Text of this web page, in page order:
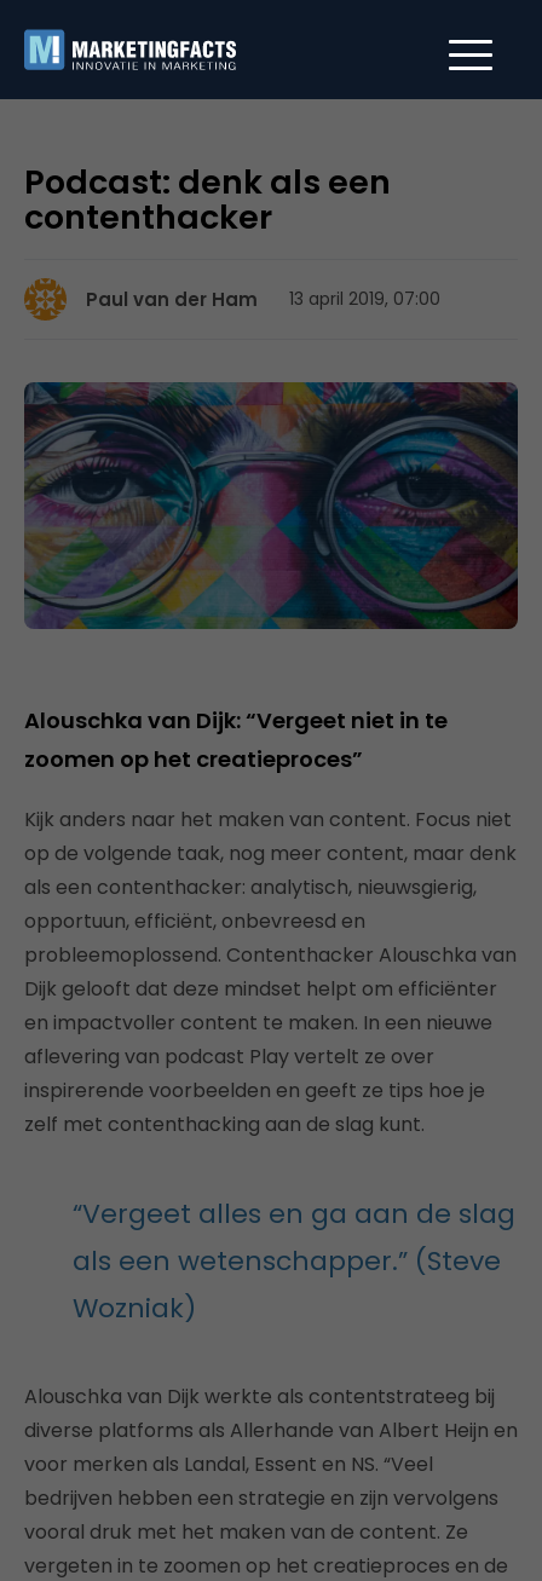
Podcast: denk als een
contenthacker
Paul van der Ham 13 april 2019, 07:00
Alouschka van Dijk: “Vergeet niet in te
zoomen op het creatieproces”
Kijk anders naar het maken van content. Focus niet
op de volgende taak, nog meer content, maar denk
als een contenthacker: analytisch, nieuwsgierig,
opportuun, efficiënt, onbevreesd en
probleemoplossend. Contenthacker Alouschka van
Dijk gelooft dat deze mindset helpt om efficiënter
en impactvoller content te maken. In een nieuwe
aflevering van podcast Play vertelt ze over
inspirerende voorbeelden en geeft ze tips hoe je
zelf met contenthacking aan de slag kunt.
“Vergeet alles en ga aan de slag
als een wetenschapper.” (Steve
Wozniak)
Alouschka van Dijk werkte als contentstrateeg bij
diverse platforms als Allerhande van Albert Heijn en
voor merken als Landal, Essent en NS. “Veel
bedrijven hebben een strategie en zijn vervolgens
vooral druk met het maken van de content. Ze
vergeten in te zoomen op het creatieproces en de